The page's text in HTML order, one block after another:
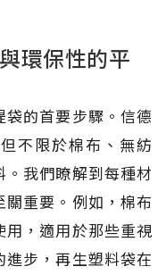
環保性的平
的首要步驟。信德
不限於棉布、無紡
我們瞭解到每種材
重要。例如，棉布
，適用於那些重視
步，再生塑料袋在